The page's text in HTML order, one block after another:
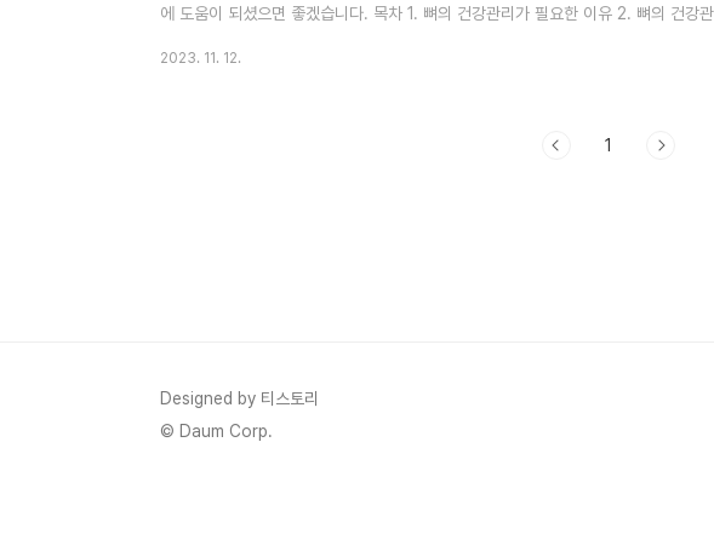
에 도움이 되셨으면 좋겠습니다. 목차 1. 뼈의 건강관리가 필요한 이유 2. 뼈의 건강
는 건강을 유지하기 위해 필요한 영양소를 저장하고, 우리의 몸을 지탱하며, 움직임을
2023. 11. 12.
1
Designed by 티스토리
© Daum Corp.